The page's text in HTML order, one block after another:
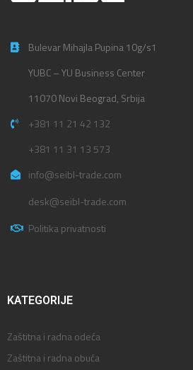
Bulevar Mihajla Pupina 10g/s1
YUBC – YU Business Center
11070 Novi Beograd, Srbija
+381 11 21 42 132
+381 11 31 13 573
info@seibl-trade.com
desk@seibl-trade.com
Politika privatnosti
KATEGORIJE
Zaštitna i radna odeća
Zaštitna i radna obuća